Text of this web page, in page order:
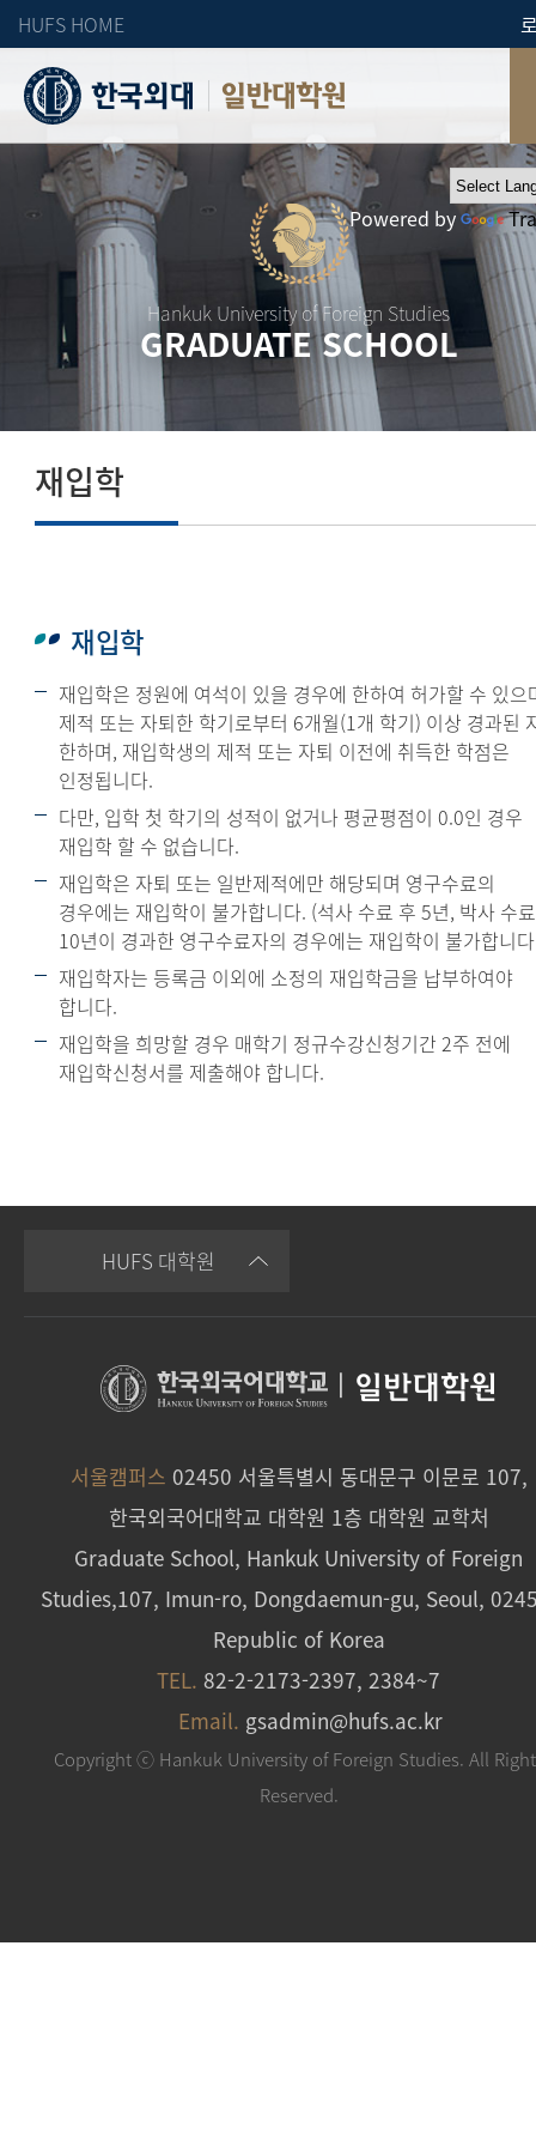
HUFS HOME
일반대학원
Hankuk University of Foreign Studies
GRADUATE SCHOOL
Powered by
재입학
재입학
재입학은 정원에 여석이 있을 경우에 한하여 허가할 수 있으
제적 또는 자퇴한 학기로부터 6개월(1개 학기) 이상 경과된
한하며, 재입학생의 제적 또는 자퇴 이전에 취득한 학점은
인정됩니다.
다만, 입학 첫 학기의 성적이 없거나 평균평점이 0.0인 경우
재입학 할 수 없습니다.
재입학은 자퇴 또는 일반제적에만 해당되며 영구수료의
경우에는 재입학이 불가합니다. (석사 수료 후 5년, 박사 수
10년이 경과한 영구수료자의 경우에는 재입학이 불가합니
재입학자는 등록금 이외에 소정의 재입학금을 납부하여야
합니다.
재입학을 희망할 경우 매학기 정규수강신청기간 2주 전에
재입학신청서를 제출해야 합니다.
HUFS 대학원
일반대학원
서울캠퍼스 02450 서울특별시 동대문구 이문로 107,
한국외국어대학교 대학원 1층 대학원 교학처
Graduate School, Hankuk University of Foreign
Studies,107, Imun-ro, Dongdaemun-gu, Seoul,
Republic of Korea
TEL. 82-2-2173-2397, 2384~7
Email. gsadmin@hufs.ac.kr
Copyright ⓒ Hankuk University of Foreign Studies. All
Reserved.